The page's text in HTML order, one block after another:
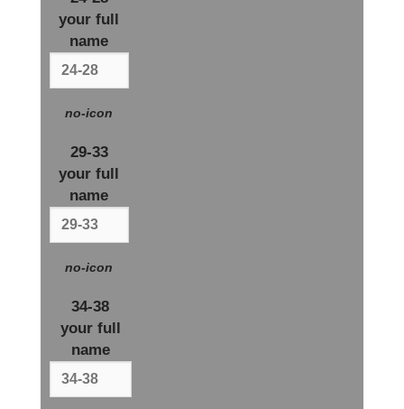
your full
name
no-icon
29-33
your full
name
no-icon
34-38
your full
name